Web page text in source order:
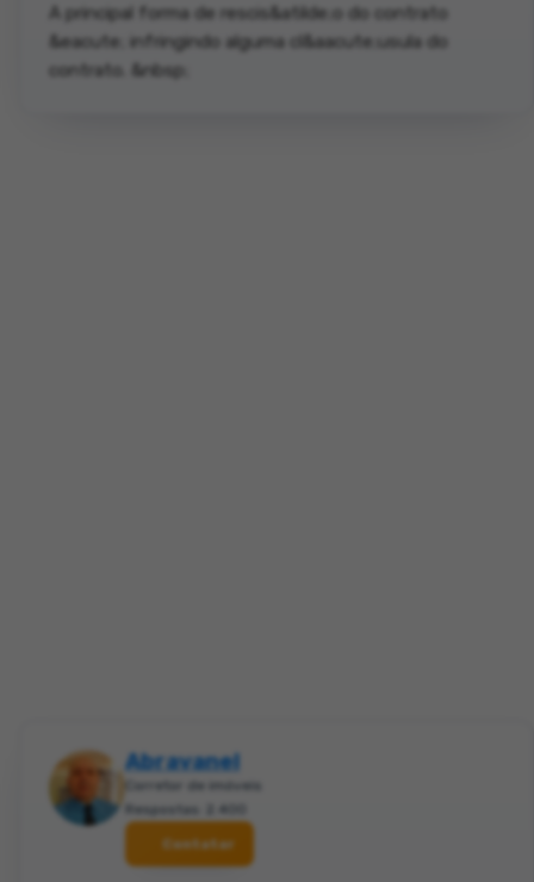
A principal forma de rescis&atilde;o do contrato
&eacute; infringindo alguma cl&aacute;usula do
contrato. &nbsp;
Abravanel
Corretor de imóveis
Respostas: 2.400
Contatar